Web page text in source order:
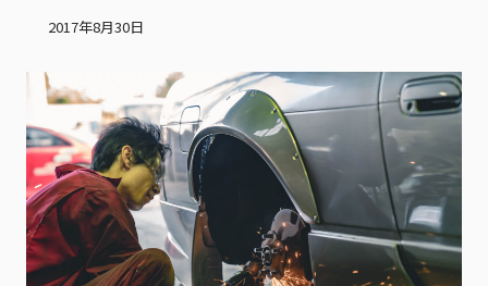
2017年8月30日